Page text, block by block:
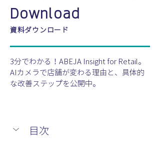
Download
資料ダウンロード
3分でわかる！ABEJA Insight for Retail。
AIカメラで店舗が変わる理由と、具体的
な改善ステップを公開中。
目次